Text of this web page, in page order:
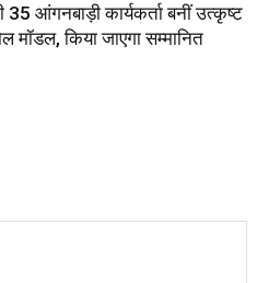
35 आंगनबाड़ी कार्यकर्ता बनीं उत्कृष्ट
मॉडल, किया जाएगा सम्मानित